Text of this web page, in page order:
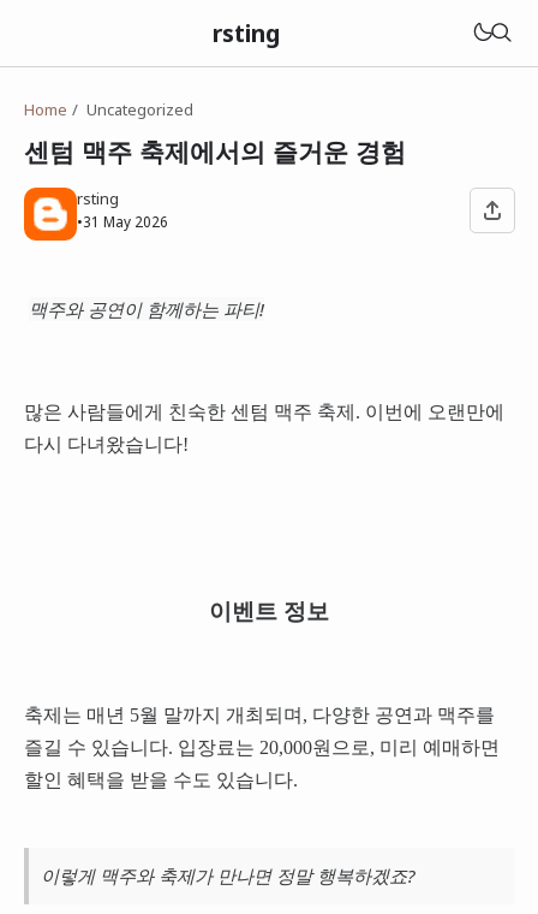
rsting
Home Uncategorized
센텀 맥주 축제에서의 즐거운 경험
rsting
•31 May 2026
맥주와 공연이 함께하는 파티!
많은 사람들에게 친숙한 센텀 맥주 축제. 이번에 오랜만에
다시 다녀왔습니다!
이벤트 정보
축제는 매년 5월 말까지 개최되며, 다양한 공연과 맥주를
즐길 수 있습니다. 입장료는 20,000원으로, 미리 예매하면
할인 혜택을 받을 수도 있습니다.
이렇게 맥주와 축제가 만나면 정말 행복하겠죠?